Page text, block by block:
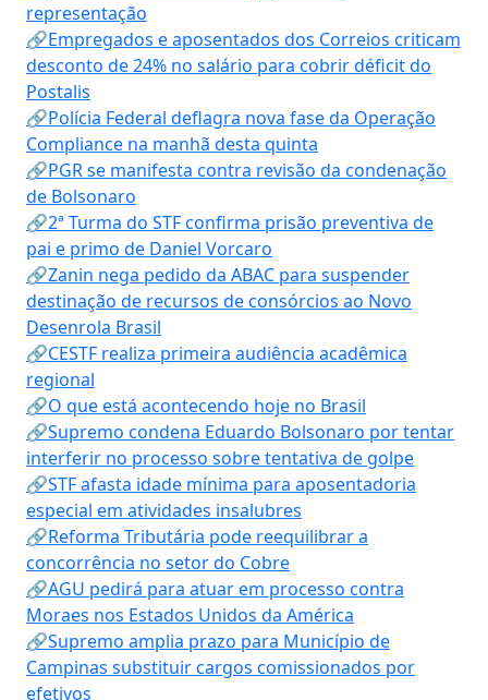
representação
🔗Empregados e aposentados dos Correios criticam
desconto de 24% no salário para cobrir déficit do
Postalis
🔗Polícia Federal deflagra nova fase da Operação
Compliance na manhã desta quinta
🔗PGR se manifesta contra revisão da condenação
de Bolsonaro
🔗2ª Turma do STF confirma prisão preventiva de
pai e primo de Daniel Vorcaro
🔗Zanin nega pedido da ABAC para suspender
destinação de recursos de consórcios ao Novo
Desenrola Brasil
🔗CESTF realiza primeira audiência acadêmica
regional
🔗O que está acontecendo hoje no Brasil
🔗Supremo condena Eduardo Bolsonaro por tentar
interferir no processo sobre tentativa de golpe
🔗STF afasta idade mínima para aposentadoria
especial em atividades insalubres
🔗Reforma Tributária pode reequilibrar a
concorrência no setor do Cobre
🔗AGU pedirá para atuar em processo contra
Moraes nos Estados Unidos da América
🔗Supremo amplia prazo para Município de
Campinas substituir cargos comissionados por
efetivos